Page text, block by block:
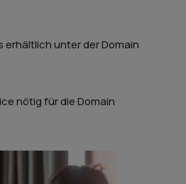
erhältlich unter der Domain
nötig für die Domain